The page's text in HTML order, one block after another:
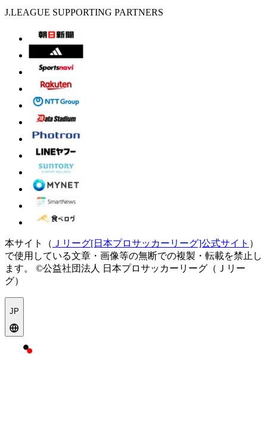
J.LEAGUE SUPPORTING PARTNERS
本サイト（ Ｊリーグ[日本プロサッカーリーグ]公式サイト ）
で使用している文章・画像等の無断での複製・転載を禁止し
ます。
©公益社団法人 日本プロサッカーリーグ（Ｊリー
グ）
JP